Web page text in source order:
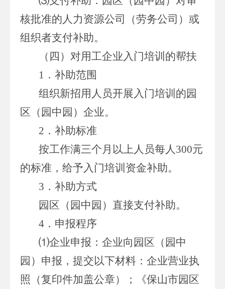
核批准的人力资源公司（劳务公司）或
组织者支付补助。
（四）对用工企业入门培训的帮扶
1．补助范围
组织新招用人员开展入门培训的园
区（园中园）企业。
2．补助标准
按工作满三个月以上人员每人300元
的标准，给予入门培训资金补助。
3．补助方式
园区（园中园）直接支付补助。
4．申报程序
⑴企业申报：企业向园区（园中
园）申报，提交以下材料：企业营业执
照（复印件加盖公章）；《保山市园区